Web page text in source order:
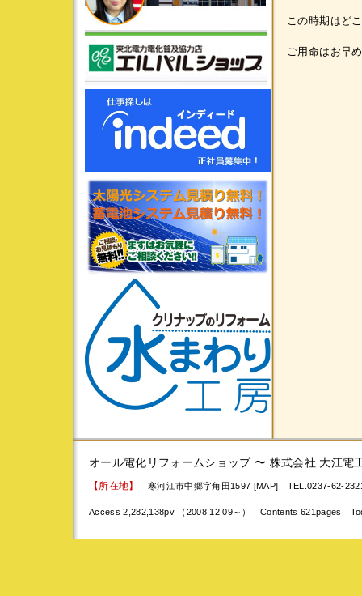
この時期はど
ご用命はお早
オール電化リフォームショップ 〜 株式会社 大江電
【所在地】 寒河江市中郷字角田1597 [MAP] TEL.0237-62-
Access 2,282,138pv （2008.12.09～） Contents 621pages